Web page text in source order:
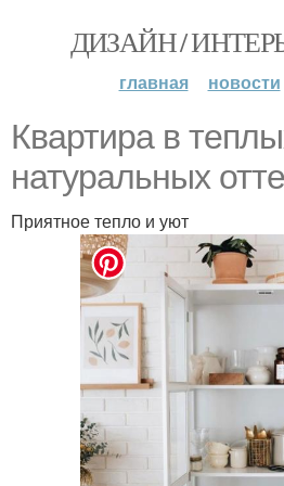
ДИЗАЙН /
главная новости
Квартира в
натуральных
Приятное тепло и уют